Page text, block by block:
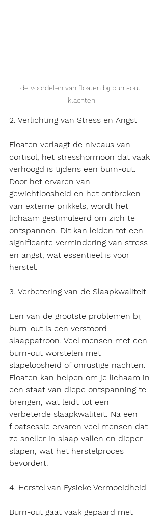
de voordelen van floaten bij burn-out
klachten
2. Verlichting van Stress en Angst
Floaten verlaagt de niveaus van
cortisol, het stresshormoon dat vaak
verhoogd is tijdens een burn-out.
Door het ervaren van
gewichtloosheid en het ontbreken
van externe prikkels, wordt het
lichaam gestimuleerd om zich te
ontspannen. Dit kan leiden tot een
significante vermindering van stress
en angst, wat essentieel is voor
herstel.
3. Verbetering van de Slaapkwaliteit
Een van de grootste problemen bij
burn-out is een verstoord
slaappatroon. Veel mensen met een
burn-out worstelen met
slapeloosheid of onrustige nachten.
Floaten kan helpen om je lichaam in
een staat van diepe ontspanning te
brengen, wat leidt tot een
verbeterde slaapkwaliteit. Na een
floatsessie ervaren veel mensen dat
ze sneller in slaap vallen en dieper
slapen, wat het herstelproces
bevordert.
4. Herstel van Fysieke Vermoeidheid
Burn-out gaat vaak gepaard met